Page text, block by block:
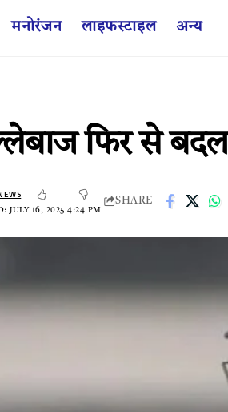
मनोरंजन लाइफस्टाइल अन्य
फिर से
JULY 16, 2025 4:24 PM
SHARE